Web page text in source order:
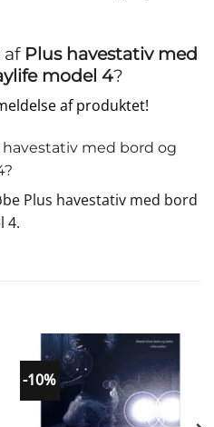
af Plus havestativ med
model 4?
af produktet!
med bord og
Plus havestativ med bord
4.
-10%